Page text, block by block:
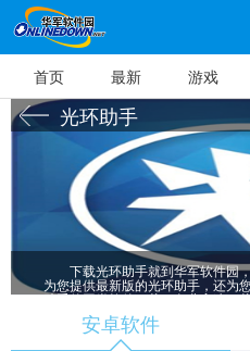
首页 最新 游戏
光环助手
下载光环助手就到华军软件园
为您提供最新版的光环助手，还为
助手的同类软件下载，免费高速下
色安装，更多更好更安全的免费软件
载。想了解更多国内外最新的绿色
下载更多内容，尽在华军软件下载！
安卓软件